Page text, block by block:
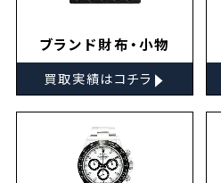
ブランド財布・小物
買取実績はコチラ ▸